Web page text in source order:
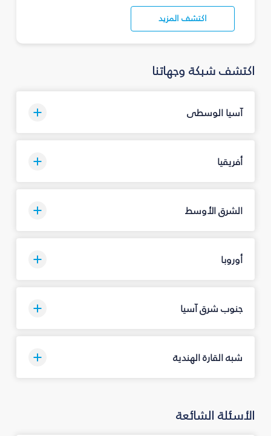
اكتشف المزيد
اكتشف شبكة وجهاتنا
آسيا الوسطى
أفريقيا
الشرق الأوسط
أوروبا
جنوب شرق آسيا
شبه القارة الهندية
الأسئلة الشائعة